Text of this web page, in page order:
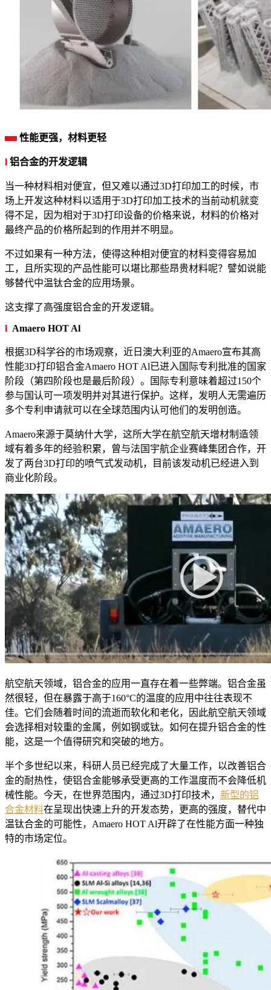
性能更强，材料更轻
l 铝合金的开发逻辑
当一种材料相对便宜，但又难以通过3D打印加工的时候，市
场上开发这种材料以适用于3D打印加工技术的当前动机就变
得不足，因为相对于3D打印设备的价格来说，材料的价格对
最终产品的价格所起到的作用并不明显。
不过如果有一种方法，使得这种相对便宜的材料变得容易加
工，且所实现的产品性能可以堪比那些昂贵材料呢？譬如说能
够替代中温钛合金的应用场景。
这支撑了高强度铝合金的开发逻辑。
l Amaero HOT Al
根据3D科学谷的市场观察，近日澳大利亚的Amaero宣布其高
性能3D打印铝合金Amaero HOT Al已进入国际专利批准的国家
阶段（第四阶段也是最后阶段）。国际专利意味着超过150个
参与国认可一项发明并对其进行保护。这样，发明人无需遍历
多个专利申请就可以在全球范围内认可他们的发明创造。
Amaero来源于莫纳什大学，这所大学在航空航天增材制造领
域有着多年的经验积累，曾与法国宇航企业赛峰集团合作，开
发了两台3D打印的喷气式发动机，目前该发动机已经进入到
商业化阶段。
航空航天领域，铝合金的应用一直存在着一些弊端。铝合金虽
然很轻，但在暴露于高于160°C的温度的应用中往往表现不
佳。它们会随着时间的流逝而软化和老化，因此航空航天领域
会选择相对较重的金属，例如钢或钛。如何在提升铝合金的性
能，这是一个值得研究和突破的地方。
半个多世纪以来，科研人员已经完成了大量工作，以改善铝合
金的耐热性，使铝合金能够承受更高的工作温度而不会降低机
械性能。今天，在世界范围内，通过3D打印技术， 新型的铝
合金材料在呈现出快速上升的开发态势，更高的强度，替代中
温钛合金的可能性，Amaero HOT Al开辟了在性能方面一种独
特的市场定位。